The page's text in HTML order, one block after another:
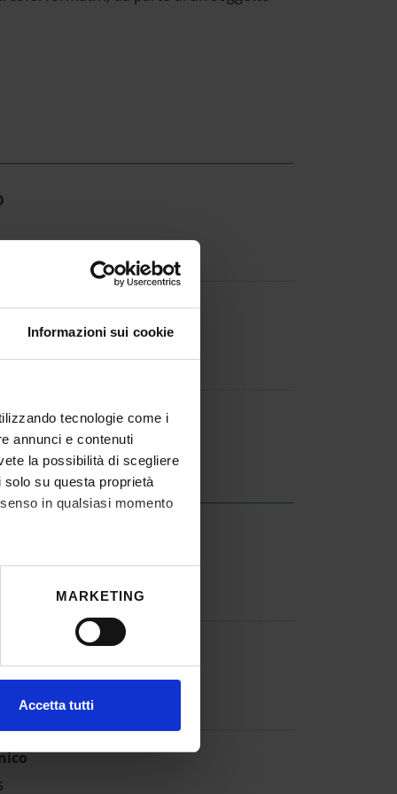
Informazioni sui cookie
tecnologie come i
annunci e contenuti
la possibilità di scegliere
su questa proprietà
in qualsiasi momento
metro,
dettagli . Puoi
e per analizzare il
MARKETING
Accetta tutti
di interesse